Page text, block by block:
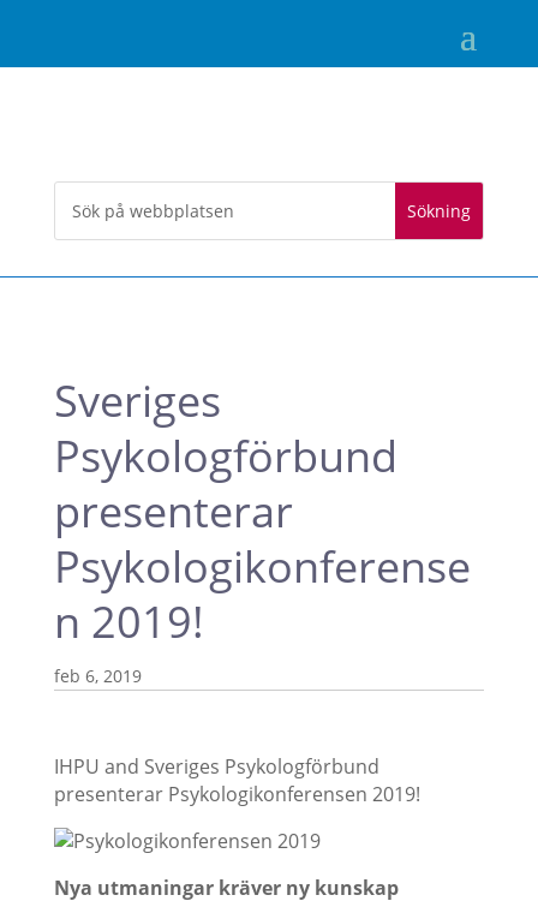
Sveriges
Psykologförbund
presenterar
Psykologikonferense
n 2019!
feb 6, 2019
IHPU and Sveriges Psykologförbund
presenterar Psykologikonferensen 2019!
Nya utmaningar kräver ny kunskap